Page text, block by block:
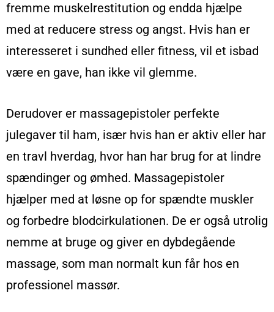
fremme muskelrestitution og endda hjælpe
med at reducere stress og angst. Hvis han er
interesseret i sundhed eller fitness, vil et isbad
være en gave, han ikke vil glemme.
Derudover er massagepistoler perfekte
julegaver til ham, især hvis han er aktiv eller har
en travl hverdag, hvor han har brug for at lindre
spændinger og ømhed. Massagepistoler
hjælper med at løsne op for spændte muskler
og forbedre blodcirkulationen. De er også utrolig
nemme at bruge og giver en dybdegående
massage, som man normalt kun får hos en
professionel massør.